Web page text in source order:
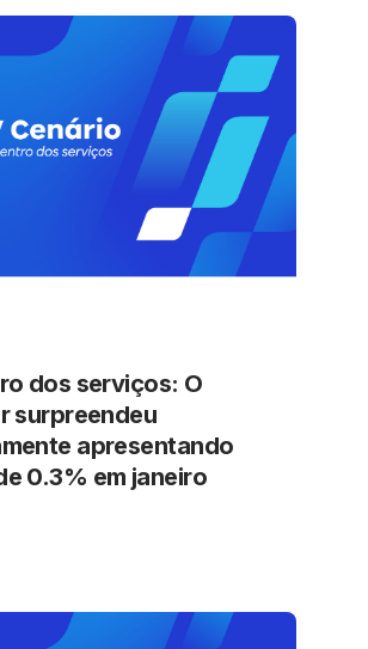
dos serviços: O
surpreendeu
apresentando
0.3% em janeiro